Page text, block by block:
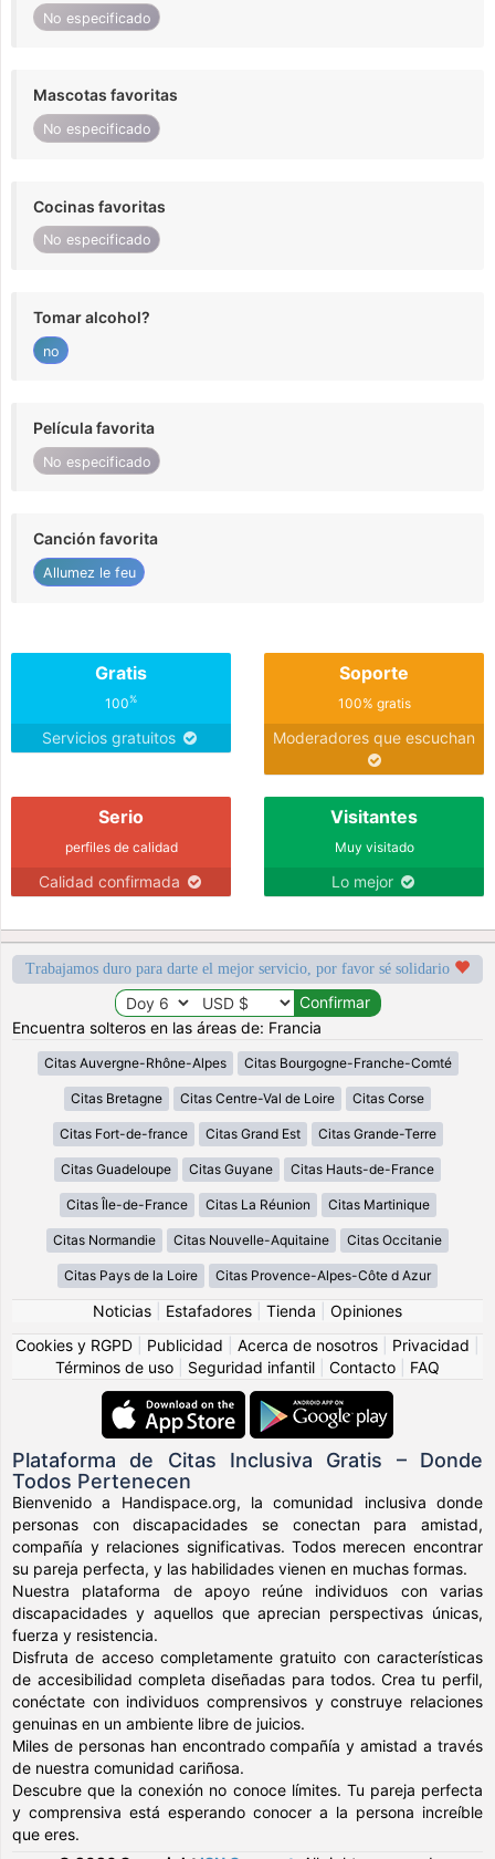
No especificado
Mascotas favoritas
No especificado
Cocinas favoritas
No especificado
Tomar alcohol?
no
Película favorita
No especificado
Canción favorita
Allumez le feu
Gratis
100%
Servicios gratuitos
Soporte
100% gratis
Moderadores que escuchan
Serio
perfiles de calidad
Calidad confirmada
Visitantes
Muy visitado
Lo mejor
Trabajamos duro para darte el mejor servicio, por favor sé solidario
Encuentra solteros en las áreas de: Francia
Citas Auvergne-Rhône-Alpes Citas Bourgogne-Franche-Comté
Citas Bretagne Citas Centre-Val de Loire Citas Corse
Citas Fort-de-france Citas Grand Est Citas Grande-Terre
Citas Guadeloupe Citas Guyane Citas Hauts-de-France
Citas Île-de-France Citas La Réunion Citas Martinique
Citas Normandie Citas Nouvelle-Aquitaine Citas Occitanie
Citas Pays de la Loire Citas Provence-Alpes-Côte d Azur
Noticias Estafadores Tienda
Opiniones
Cookies y RGPD
Publicidad Acerca de nosotros Privacidad
Términos de uso
Seguridad infantil Contacto FAQ
Plataforma de Citas Inclusiva Gratis – Donde
Todos Pertenecen
Bienvenido a Handispace.org, la comunidad inclusiva donde
personas con discapacidades se conectan para amistad,
compañía y relaciones significativas. Todos merecen encontrar
su pareja perfecta, y las habilidades vienen en muchas formas.
Nuestra plataforma de apoyo reúne individuos con varias
discapacidades y aquellos que aprecian perspectivas únicas,
fuerza y resistencia.
Disfruta de acceso completamente gratuito con características
de accesibilidad completa diseñadas para todos. Crea tu perfil,
conéctate con individuos comprensivos y construye relaciones
genuinas en un ambiente libre de juicios.
Miles de personas han encontrado compañía y amistad a través
de nuestra comunidad cariñosa.
Descubre que la conexión no conoce límites. Tu pareja perfecta
y comprensiva está esperando conocer a la persona increíble
que eres.